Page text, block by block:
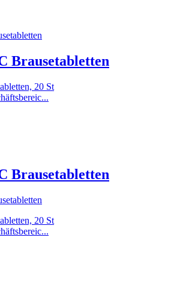
Brausetabletten
20 St
Brausetabletten
20 St